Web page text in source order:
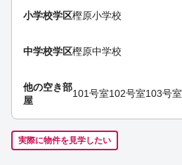
小学校学区樫原小学校
中学校学区樫原中学校
他の空き部
屋
101号室102号室103号室
実際に物件を見学したい